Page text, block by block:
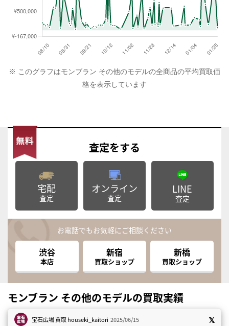
※ このグラフはモンブラン その他のモデルの全商品の平均買取価
格を表示しています
査定をする
宅配
査定
オンライン
査定
LINE
査定
お電話でもお気軽にご相談ください
渋谷
本店
新宿
買取ショップ
新橋
買取ショップ
モンブラン その他のモデルの買取実績
宝石広場 買取houseki_kaitori 2025/06/15